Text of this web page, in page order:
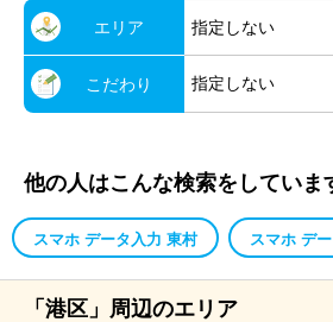
エリア 指定しない
こだわり 指定しない
他の人はこんな検索をしていま
スマホ データ入力 東村 スマホ デ
「港区」周辺のエリア